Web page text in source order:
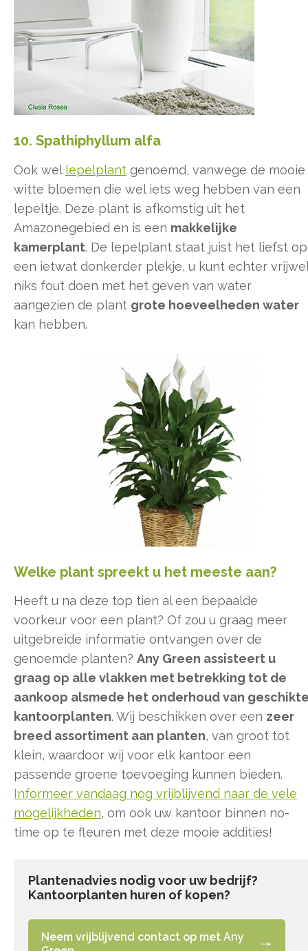
10. Spathiphyllum alfa
Ook wel lepelplant genoemd, vanwege de mooie
witte bloemen die wel iets weg hebben van een
lepeltje. Deze plant is afkomstig uit het
Amazonegebied en is een makkelijke
kamerplant. De lepelplant staat juist het liefst op
een ietwat donkerder plekje, u kunt echter vrijwel
niks fout doen met het geven van water
aangezien de plant grote hoeveelheden water
kan hebben.
Welke plant spreekt u het meeste aan?
Heeft u na deze top tien al een bepaalde
voorkeur voor een plant? Of zou u graag meer
uitgebreide informatie ontvangen over de
genoemde planten? Any Green assisteert u
graag op alle vlakken met betrekking tot de
aankoop alsmede het onderhoud van
kantoorplanten. Wij beschikken over een zeer
breed assortiment aan planten, van groot tot
klein, waardoor wij voor elk kantoor een
passende groene toevoeging kunnen bieden.
Informeer vandaag nog vrijblijvend naar de vele
mogelijkheden, om ook uw kantoor binnen no-
time op te fleuren met deze mooie addities!
Plantenadvies nodig voor uw bedrijf?
Kantoorplanten huren of kopen?
Neem vrijblijvend contact op met Any